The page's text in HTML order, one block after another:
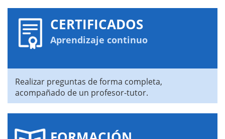
CERTIFICADOS
Aprendizaje continuo
Realizar preguntas de forma completa,
acompañado de un profesor-tutor.